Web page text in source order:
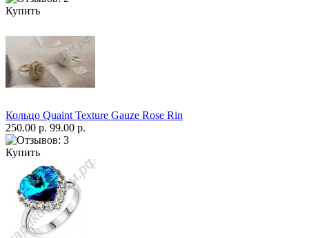
Купить
Кольцо Quaint Texture Gauze Rose Rin
250.00 р. 99.00 р.
Купить